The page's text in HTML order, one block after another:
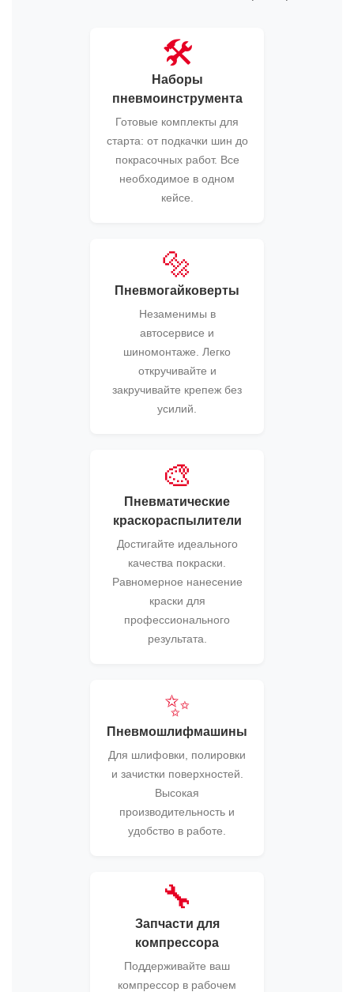
🛠️
Наборы
пневмоинструмента
Готовые комплекты для
старта: от подкачки шин до
покрасочных работ. Все
необходимое в одном
кейсе.
🔩
Пневмогайковерты
Незаменимы в
автосервисе и
шиномонтаже. Легко
откручивайте и
закручивайте крепеж без
усилий.
🎨
Пневматические
краскораспылители
Достигайте идеального
качества покраски.
Равномерное нанесение
краски для
профессионального
результата.
✨
Пневмошлифмашины
Для шлифовки, полировки
и зачистки поверхностей.
Высокая
производительность и
удобство в работе.
🔧
Запчасти для
компрессора
Поддерживайте ваш
компрессор в рабочем